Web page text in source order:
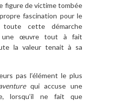
figure de victime tombée
fascination pour le
toute cette démarche
une œuvre tout à fait
la valeur tenait à sa
pas l’élément le plus
qui accuse une
lorsqu’il ne fait que